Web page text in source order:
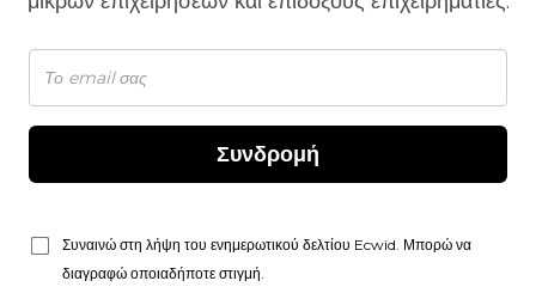
Συνδρομή
Συναινώ στη λήψη του ενημερωτικού δελτίου Ecwid. Μπορώ να
διαγραφώ οποιαδήποτε στιγμή.